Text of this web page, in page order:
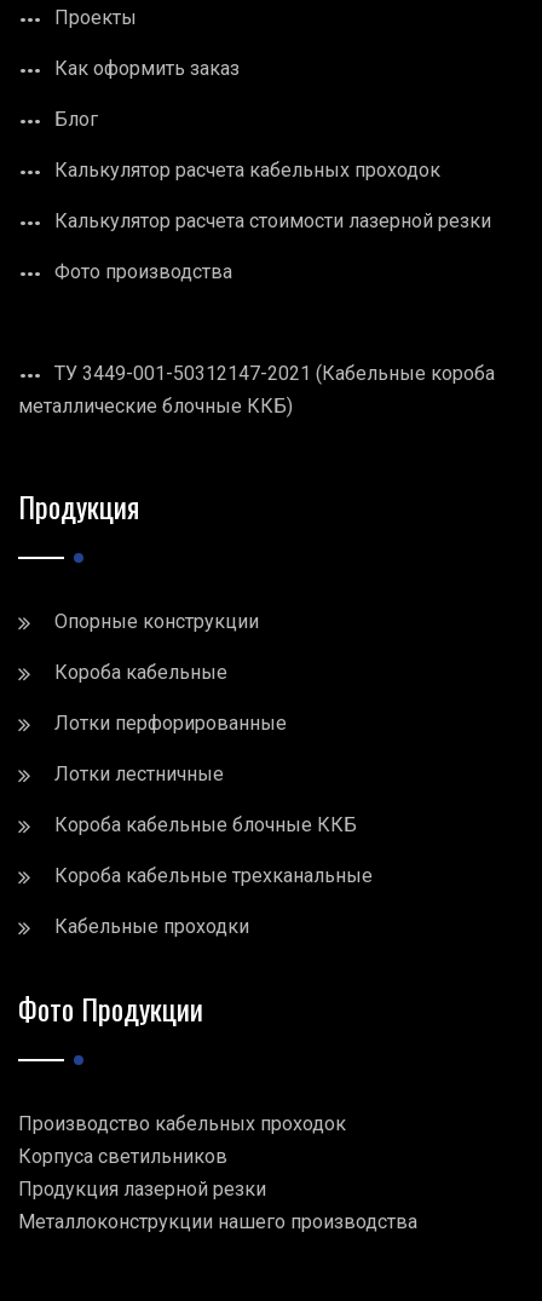
Проекты
Как оформить заказ
Блог
Калькулятор расчета кабельных проходок
Калькулятор расчета стоимости лазерной резки
Фото производства
ТУ 3449-001-50312147-2021 (Кабельные короба
металлические блочные ККБ)
Продукция
Опорные конструкции
Короба кабельные
Лотки перфорированные
Лотки лестничные
Короба кабельные блочные ККБ
Короба кабельные трехканальные
Кабельные проходки
Фото Продукции
Производство кабельных проходок
Корпуса светильников
Продукция лазерной резки
Металлоконструкции нашего производства